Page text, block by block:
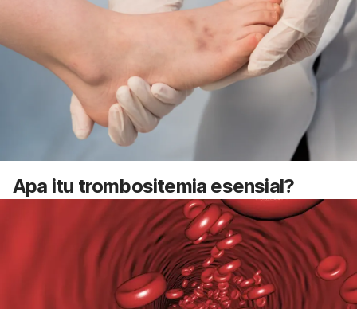
Apa itu trombositemia esensial?